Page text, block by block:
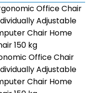
Office Chair
Adjustable
Chair Home